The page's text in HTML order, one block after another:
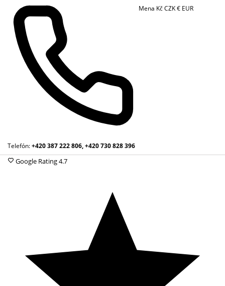
Telefón:+420 387 222 806, +420 730 828 396
Mena KčCZK€ EUR
Google Rating4.7